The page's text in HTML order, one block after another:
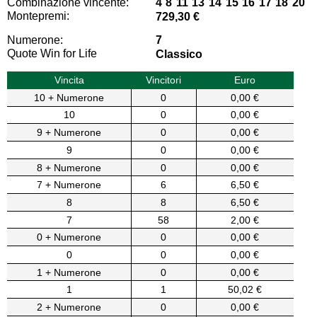
Montepremi:
729,30 €
Numerone:
7
Quote Win for Life
Classico
Vincita Vincitori
Euro
10 + Numerone
0
0,00 €
10
0
0,00 €
9 + Numerone
0
0,00 €
9
0
0,00 €
8 + Numerone
0
0,00 €
7 + Numerone
6
6,50 €
8
8
6,50 €
7
58
2,00 €
0 + Numerone
0
0,00 €
0
0
0,00 €
1 + Numerone
0
0,00 €
1
1
50,02 €
2 + Numerone
0 0,00 €